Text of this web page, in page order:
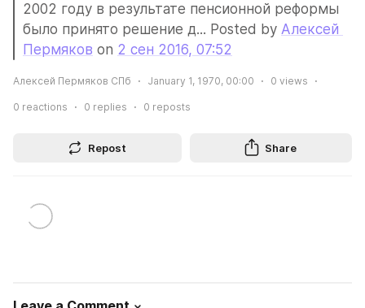
2002 году в результате пенсионной реформы
было принято решение д... Posted by Алексей
Пермяков on 2 сен 2016, 07:52
Алексей Пермяков СПб January 1, 1970, 00:00 0 views
0 reactions 0 replies 0 reposts
Repost Share